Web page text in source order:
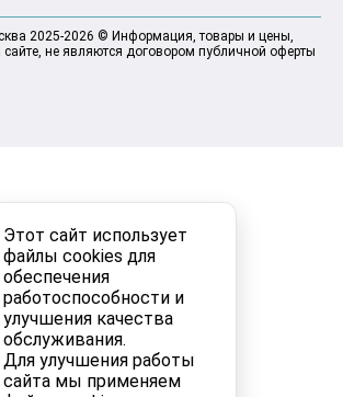
Этот сайт использует
файлы cookies для
обеспечения
работоспособности и
улучшения качества
обслуживания.
Для улучшения работы
сайта мы применяем
2025-2026 © Информация, товары и цены,
не являются договором публичной оферты